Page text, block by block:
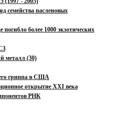
семейства пасленовых
более 1000 экзотических
металл (30)
гриппа в США
открытие XXI века
РНК